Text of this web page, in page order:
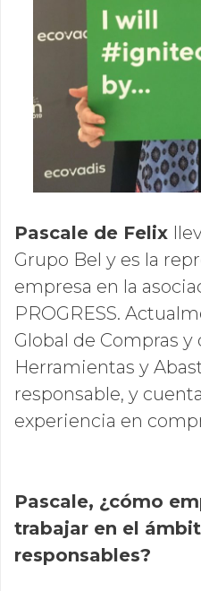
Pascale de Felix
Grupo Bel y es la
empresa en la
PROGRESS.
Global de Compras y
Herramientas y
responsable, y
experiencia en
Pascale, ¿cómo
trabajar en el
responsables?